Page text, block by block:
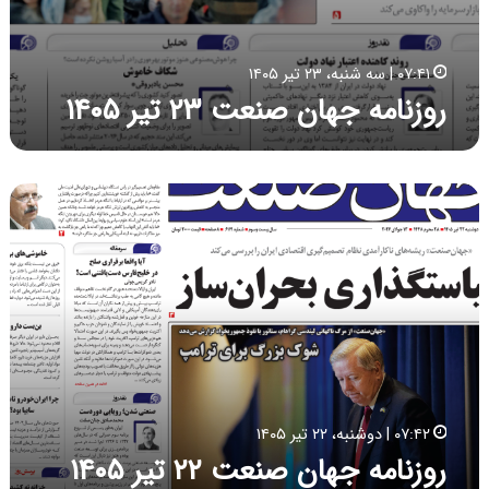
۲
۳
ی
ر
۱
۴
۵
۰۷:۴۱ | سه شنبه، ۲۳ تیر ۱۴۰۵
روزنامه جهان صنعت ۲۳ تیر ۱۴۰۵
ر
و
ا
م
ه
۰۷:۴۲ | دوشنبه، ۲۲ تیر ۱۴۰۵
روزنامه جهان صنعت ۲۲ تیر ۱۴۰۵